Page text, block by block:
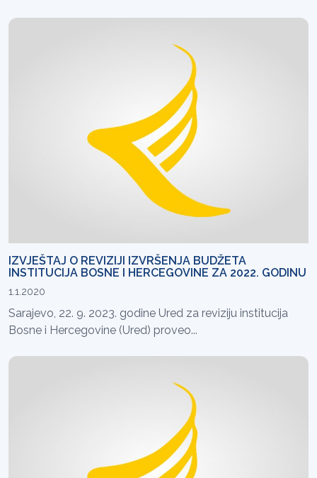
IZVJEŠTAJ O REVIZIJI IZVRŠENJA BUDŽETA
INSTITUCIJA BOSNE I HERCEGOVINE ZA 2022. GODINU
1.1.2020
Sarajevo, 22. 9. 2023. godine Ured za reviziju institucija
Bosne i Hercegovine (Ured) proveo...